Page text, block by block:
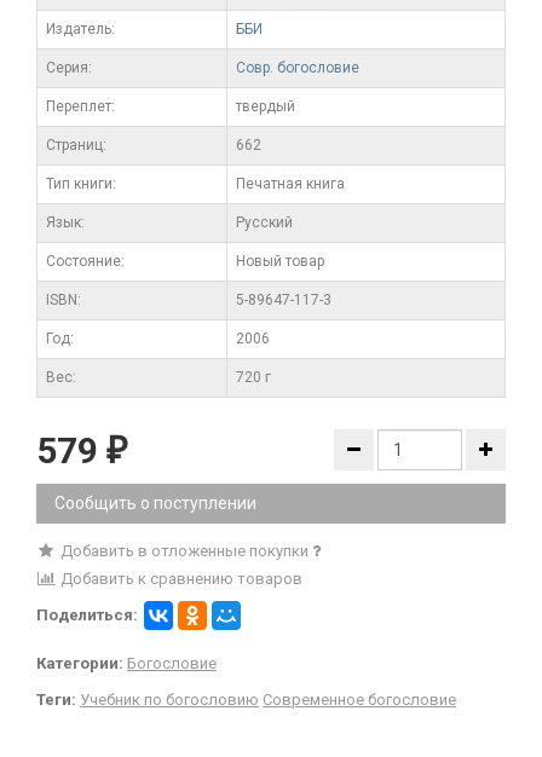
Издатель: ББИ
Серия: Совр. богословие
Переплет: твердый
Cтраниц: 662
Тип книги: Печатная книга
Язык: Русский
Состояние: Новый товар
ISBN: 5-89647-117-3
Год: 2006
Вес: 720 г
579 ₽
Сообщить о поступлении
Добавить в отложенные покупки
Добавить к сравнению товаров
Поделиться:
Категории: Богословие
Теги: Учебник по богословию Современное богословие